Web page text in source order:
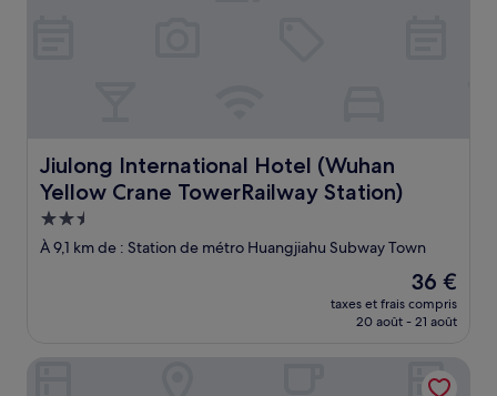
Jiulong International Hotel (Wuhan
Yellow Crane TowerRailway Station)
Jiulong International Hotel (Wuhan Yellow Crane
Hébergement
2.5 étoiles
À 9,1 km de : Station de métro Huangjiahu Subway Town
Le
nouveau
prix
de
36 €
36 €
taxes et frais compris
20 août - 21 août